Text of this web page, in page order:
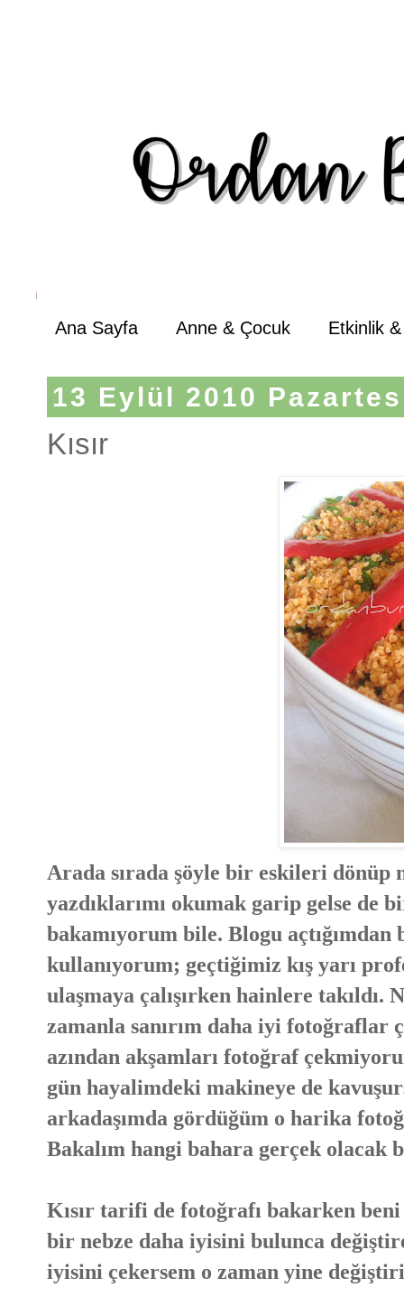
Ana Sayfa Anne & Çocuk Etkinlik
13 Eylül 2010
Kısır
Arada sırada şöyle bir eskileri dönüp
yazdıklarımı okumak garip gelse de
bakamıyorum bile. Blogu
kullanıyorum; geçtiğimiz kış yarı
ulaşmaya çalışırken hainlere takıldı.
zamanla sanırım daha iyi
azından akşamları fotoğraf
gün hayalimdeki makineye de
arkadaşımda gördüğüm o harika
Bakalım hangi bahara gerçek olacak
Kısır tarifi de fotoğrafı bakarken
bir nebze daha iyisini bulunca
iyisini çekersem o zaman yine